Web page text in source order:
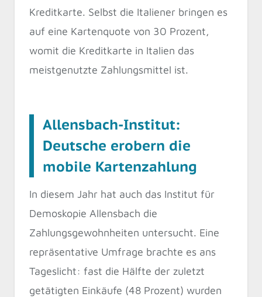
Kreditkarte. Selbst die Italiener bringen es
auf eine Kartenquote von 30 Prozent,
womit die Kreditkarte in Italien das
meistgenutzte Zahlungsmittel ist.
Allensbach-Institut:
Deutsche erobern die
mobile Kartenzahlung
In diesem Jahr hat auch das Institut für
Demoskopie Allensbach die
Zahlungsgewohnheiten untersucht. Eine
repräsentative Umfrage brachte es ans
Tageslicht: fast die Hälfte der zuletzt
getätigten Einkäufe (48 Prozent) wurden